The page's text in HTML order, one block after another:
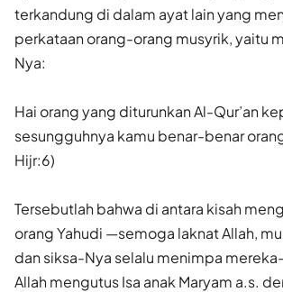
terkandung di dalam ayat lain yang
perkataan orang-orang musyrik, yaitu
Nya:
Hai orang yang diturunkan Al-Qur’an
sesungguhnya kamu benar-benar
Hijr:6)
Tersebutlah bahwa di antara kisah
orang Yahudi —semoga laknat Allah,
dan siksa-Nya selalu menimpa
Allah mengutus Isa anak Maryam a.s.